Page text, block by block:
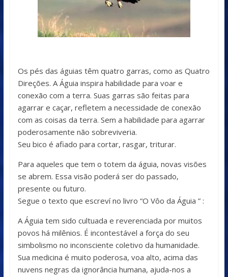
Os pés das águias têm quatro garras, como as Quatro
Direções. A Águia inspira habilidade para voar e
conexão com a terra. Suas garras são feitas para
agarrar e caçar, refletem a necessidade de conexão
com as coisas da terra. Sem a habilidade para agarrar
poderosamente não sobreviveria.
Seu bico é afiado para cortar, rasgar, triturar.
Para aqueles que tem o totem da águia, novas visões
se abrem. Essa visão poderá ser do passado,
presente ou futuro.
Segue o texto que escreví no livro “O Vôo da Águia ” :
A Águia tem sido cultuada e reverenciada por muitos
povos há milênios. É incontestável a força do seu
simbolismo no inconsciente coletivo da humanidade.
Sua medicina é muito poderosa, voa alto, acima das
nuvens negras da ignorância humana, ajuda-nos a